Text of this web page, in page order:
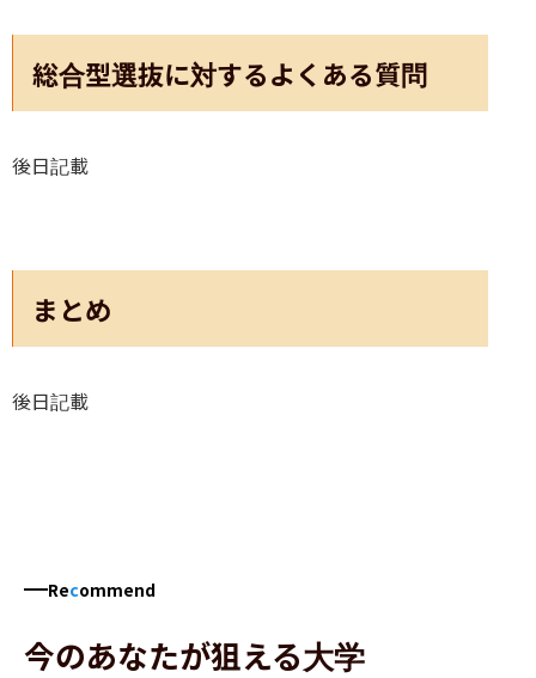
総合型選抜に対するよくある質問
後日記載
まとめ
後日記載
Recommend
今のあなたが狙える大学